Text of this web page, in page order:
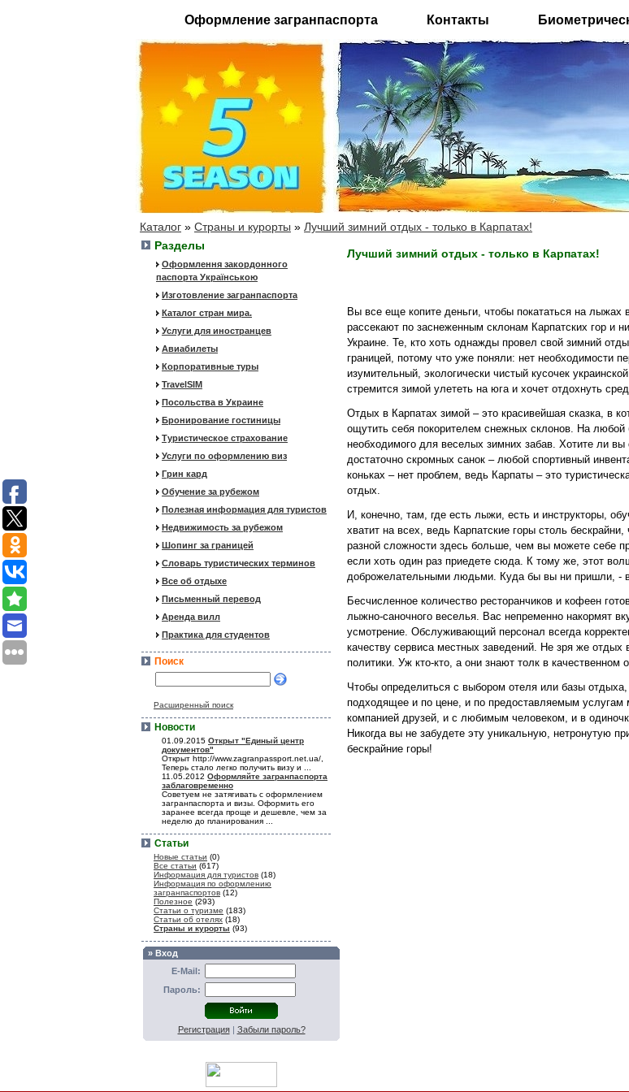
Оформление загранпаспорта Контакты
Каталог » Страны и курорты » Лучший зимний отдых - только в Карпатах!
Разделы
Оформлення закордонного
паспорта Українською
Изготовление загранпаспорта
Каталог стран мира.
Услуги для иностранцев
Авиабилеты
Корпоративные туры
TravelSIM
Посольства в Украине
Бронирование гостиницы
Туристическое страхование
Услуги по оформлению виз
Грин кард
Обучение за рубежом
Полезная информация для туристов
Недвижимость за рубежом
Шопинг за границей
Словарь туристических терминов
Все об отдыхе
Письменный перевод
Аренда вилл
Практика для студентов
Поиск
Расширенный поиск
Новости
01.09.2015 Открыт "Единый центр
документов"
Открыт http://www.zagranpassport.net.ua/,
Теперь стало легко получить визу и ...
11.05.2012 Оформляйте загранпаспорта
заблаговременно
Советуем не затягивать с оформлением
загранпаспорта и визы. Оформить его
заранее всегда проще и дешевле, чем за
неделю до планирования ...
Статьи
Новые статьи (0)
Все статьи (617)
Информация для туристов (18)
Информация по оформлению
загранпаспортов (12)
Полезное (293)
Статьи о туризме (183)
Статьи об отелях (18)
Страны и курорты (93)
» Вход
E-Mail:
Пароль:
Регистрация| Забыли пароль?
Лучший зимний отдых - только в Карпатах!
Вы все еще копите деньги, чтобы покататься на
рассекают по заснеженным склонам Карпатских гор и
Украине. Те, кто хоть однажды провел свой зимний
границей, потому что уже поняли: нет необходимости
изумительный, экологически чистый кусочек
стремится зимой улететь на юга и хочет отдохнуть
Отдых в Карпатах зимой – это красивейшая сказка, в
ощутить себя покорителем снежных склонов. На любой
необходимого для веселых зимних забав. Хотите ли
достаточно скромных санок – любой спортивный
коньках – нет проблем, ведь Карпаты – это
отдых.
И, конечно, там, где есть лыжи, есть и инструкторы,
хватит на всех, ведь Карпатские горы столь
разной сложности здесь больше, чем вы можете себе
если хоть один раз приедете сюда. К тому же, этот
доброжелательными людьми. Куда бы вы ни пришли, -
Бесчисленное количество ресторанчиков и кофеен
лыжно-саночного веселья. Вас непременно накормят
усмотрение. Обслуживающий персонал всегда
качеству сервиса местных заведений. Не зря же
политики. Уж кто-кто, а они знают толк в качественном
Чтобы определиться с выбором отеля или базы
подходящее и по цене, и по предоставляемым услугам
компанией друзей, и с любимым человеком, и в
Никогда вы не забудете эту уникальную, нетронутую
бескрайние горы!